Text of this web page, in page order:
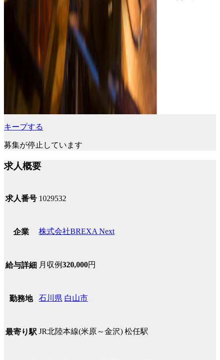
キープする
募集が停止しています
求人概要
求人番号 1029532
企業 株式会社BREXA Next
給与詳細 月収例320,000円
勤務地 石川県 白山市
最寄り駅 JR北陸本線(米原～金沢) 松任駅